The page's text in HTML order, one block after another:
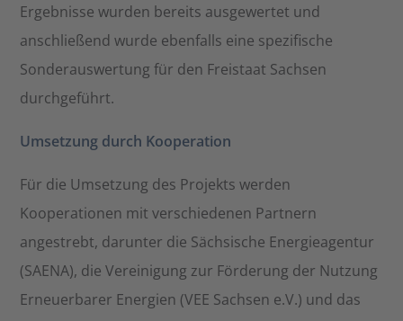
Ergebnisse wurden bereits ausgewertet und
anschließend wurde ebenfalls eine spezifische
Sonderauswertung für den Freistaat Sachsen
durchgeführt.
Umsetzung durch Kooperation
Für die Umsetzung des Projekts werden
Kooperationen mit verschiedenen Partnern
angestrebt, darunter die Sächsische Energieagentur
(SAENA), die Vereinigung zur Förderung der Nutzung
Erneuerbarer Energien (VEE Sachsen e.V.) und das